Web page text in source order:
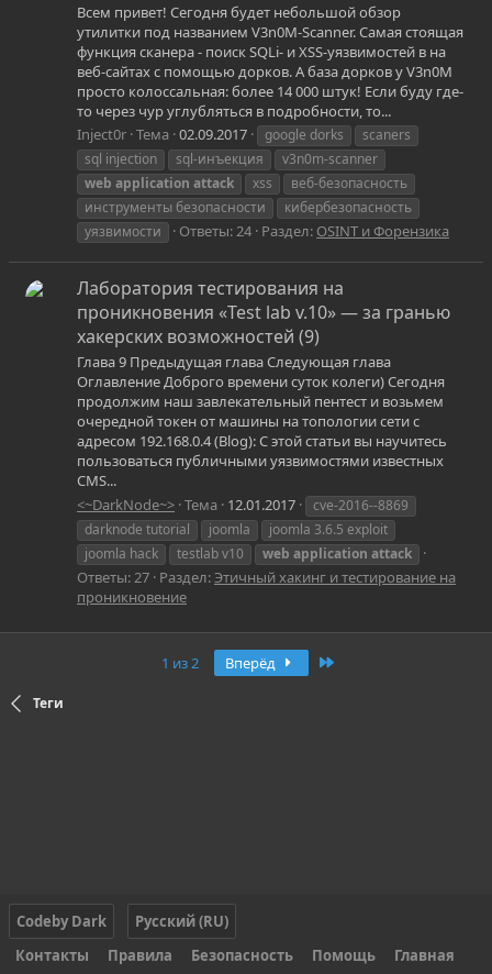
Всем привет! Сегодня будет небольшой обзор
утилитки под названием V3n0M-Scanner. Самая стоящая
функция сканера - поиск SQLi- и XSS-уязвимостей в на
веб-сайтах с помощью дорков. А база дорков у V3n0M
просто колоссальная: более 14 000 штук! Если буду где-
то через чур углубляться в подробности, то...
Inject0r Тема 02.09.2017 google dorks
scaners
sql injection
sql-инъекция
v3n0m-scanner
web application attack xss
веб-безопасность
инструменты безопасности
кибербезопасность
уязвимости
Ответы: 24 Раздел: OSINT и Форензика
Лаборатория тестирования на
проникновения «Test lab v.10» — за гранью
хакерских возможностей (9)
Глава 9 Предыдущая глава Следующая глава
Оглавление Доброго времени суток колеги) Сегодня
продолжим наш завлекательный пентест и возьмем
очередной токен от машины на топологии сети с
адресом 192.168.0.4 (Blog): С этой статьи вы научитесь
пользоваться публичными уязвимостями известных
CMS...
<~DarkNode~> Тема 12.01.2017
cve-2016--8869
darknode tutorial
joomla
joomla 3.6.5 exploit
joomla hack
testlab v10 web application attack
Ответы: 27 Раздел:Этичный хакинг и тестирование на
проникновение
1 из 2 Вперёд
Теги
Codeby Dark
Русский (RU)
Контакты
Правила Безопасность Помощь Главная